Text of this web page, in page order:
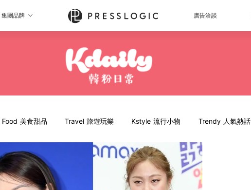
集團品牌 廣告洽談
Food 美食甜品 Travel 旅遊玩樂 Kstyle 流行小物 Trendy 人氣熱話